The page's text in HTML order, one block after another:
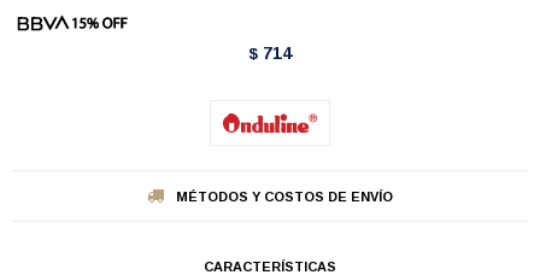
$ 714
MÉTODOS Y COSTOS DE ENVÍO
CARACTERÍSTICAS